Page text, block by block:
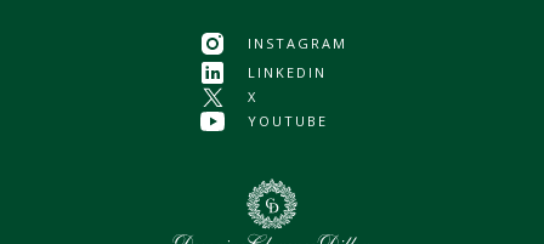
INSTAGRAM
LINKEDIN
X
YOUTUBE